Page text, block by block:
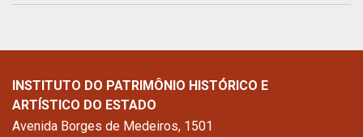
INSTITUTO DO PATRIMÔNIO HISTÓRICO E
ARTÍSTICO DO ESTADO
Avenida Borges de Medeiros, 1501